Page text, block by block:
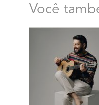
Você